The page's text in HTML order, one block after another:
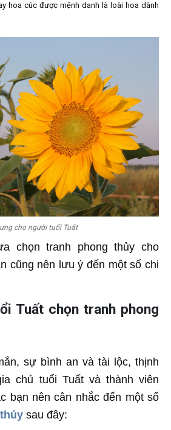
hoa cúc được mệnh danh là loài hoa dành
cho người tuổi Tuất
chọn tranh phong thủy cho
cũng nên lưu ý đến một số chi
Tuất chọn tranh phong
sự bình an và tài lộc, thịnh
chủ tuổi Tuất và thành viên
bạn nên cân nhắc đến một số
sau đây: